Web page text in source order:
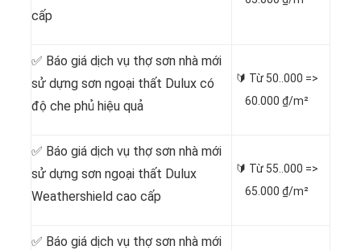
cấp
✅ Báo giá dịch vụ thợ sơn nhà mới
sử dựng sơn ngoại thất Dulux có
độ che phủ hiệu quả
🔰 Từ 50..000 =>
60.000 ₫/m²
✅ Báo giá dịch vụ thợ sơn nhà mới
sử dựng sơn ngoại thất Dulux
Weathershield cao cấp
🔰 Từ 55..000 =>
65.000 ₫/m²
✅ Báo giá dịch vụ thợ sơn nhà mới